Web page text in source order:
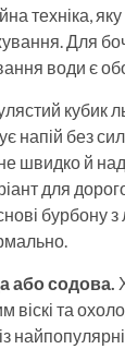
техніка,
Для
води є
кубик
напій без
швидко й
для
бурбону
або содова.
віскі та